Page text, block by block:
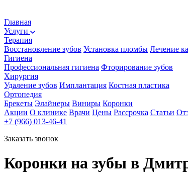
Главная
Услуги
Терапия
Восстановление зубов Установка пломбы Лечение
Гигиена
Профессиональная гигиена Фторирование зубов
Хирургия
Удаление зубов Имплантация Костная пластика
Ортопедия
Брекеты Элайнеры Виниры Коронки
Акции О клинике Врачи Цены Рассрочка Статьи
+7 (966) 013-46-41
Заказать звонок
Коронки на зубы в